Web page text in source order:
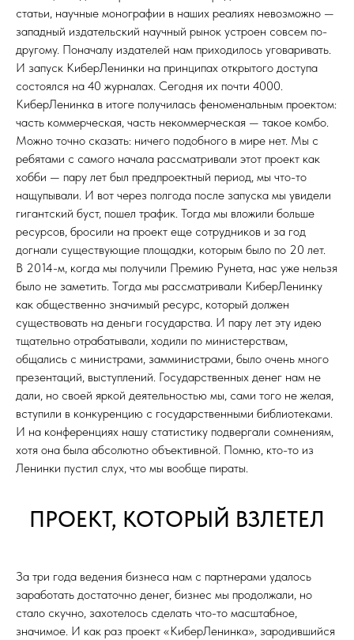
статьи, научные монографии в наших реалиях невозможно —
западный издательский научный рынок устроен совсем по-
другому. Поначалу издателей нам приходилось уговаривать.
И запуск КиберЛенинки на принципах открытого доступа
состоялся на 40 журналах. Сегодня их почти 4000.
КиберЛенинка в итоге получилась феноменальным проектом:
часть коммерческая, часть некоммерческая — такое комбо.
Можно точно сказать: ничего подобного в мире нет. Мы с
ребятами с самого начала рассматривали этот проект как
хобби — пару лет был предпроектный период, мы что-то
нащупывали. И вот через полгода после запуска мы увидели
гигантский буст, пошел трафик. Тогда мы вложили больше
ресурсов, бросили на проект еще сотрудников и за год
догнали существующие площадки, которым было по 20 лет.
В 2014-м, когда мы получили Премию Рунета, нас уже нельзя
было не заметить. Тогда мы рассматривали КиберЛенинку
как общественно значимый ресурс, который должен
существовать на деньги государства. И пару лет эту идею
тщательно отрабатывали, ходили по министерствам,
общались с министрами, замминистрами, было очень много
презентаций, выступлений. Государственных денег нам не
дали, но своей яркой деятельностью мы, сами того не желая,
вступили в конкуренцию с государственными библиотеками.
И на конференциях нашу статистику подвергали сомнениям,
хотя она была абсолютно объективной. Помню, кто-то из
Ленинки пустил слух, что мы вообще пираты.
ПРОЕКТ, КОТОРЫЙ ВЗЛЕТЕЛ
За три года ведения бизнеса нам с партнерами удалось
заработать достаточно денег, бизнес мы продолжали, но
стало скучно, захотелось сделать что-то масштабное,
значимое. И как раз проект «КиберЛенинка», зародившийся